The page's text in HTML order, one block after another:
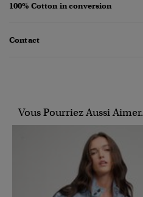
100% Cotton in conversion
Contact
Vous Pourriez Aussi